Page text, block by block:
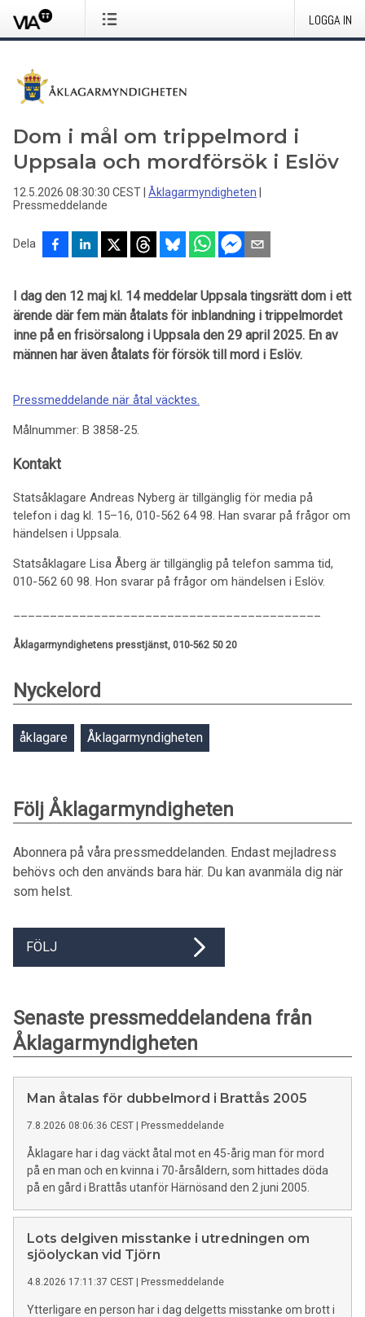
LOGGA IN
Dom i mål om trippelmord i
Uppsala och mordförsök i Eslöv
12.5.2026 08:30:30 CEST Åklagarmyndigheten
Pressmeddelande
Dela
I dag den 12 maj kl. 14 meddelar Uppsala tingsrätt dom i ett
ärende där fem män åtalats för inblandning i trippelmordet
inne på en frisörsalong i Uppsala den 29 april 2025. En av
männen har även åtalats för försök till mord i Eslöv.
Pressmeddelande när åtal väcktes.
Målnummer: B 3858-25.
Kontakt
Statsåklagare Andreas Nyberg är tillgänglig för media på
telefon i dag kl. 15–16, 010-562 64 98. Han svarar på frågor om
händelsen i Uppsala.
Statsåklagare Lisa Åberg är tillgänglig på telefon samma tid,
010-562 60 98. Hon svarar på frågor om händelsen i Eslöv.
Åklagarmyndighetens presstjänst, 010-562 50 20
Nyckelord
åklagare Åklagarmyndigheten
Följ Åklagarmyndigheten
Abonnera på våra pressmeddelanden. Endast mejladress
behövs och den används bara här. Du kan avanmäla dig när
som helst.
FÖLJ
Senaste pressmeddelandena från
Åklagarmyndigheten
Man åtalas för dubbelmord i Brattås 2005
7.8.2026 08:06:36 CEST | Pressmeddelande
Åklagare har i dag väckt åtal mot en 45-årig man för mord
på en man och en kvinna i 70-årsåldern, som hittades döda
på en gård i Brattås utanför Härnösand den 2 juni 2005.
Lots delgiven misstanke i utredningen om
sjöolyckan vid Tjörn
4.8.2026 17:11:37 CEST | Pressmeddelande
Ytterligare en person har i dag delgetts misstanke om brott i